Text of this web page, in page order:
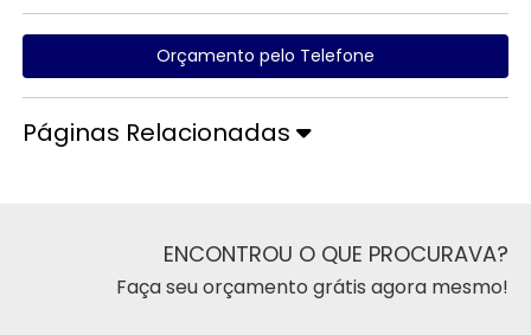
Orçamento pelo Telefone
Páginas Relacionadas
ENCONTROU O QUE PROCURAVA?
Faça seu orçamento grátis agora mesmo!